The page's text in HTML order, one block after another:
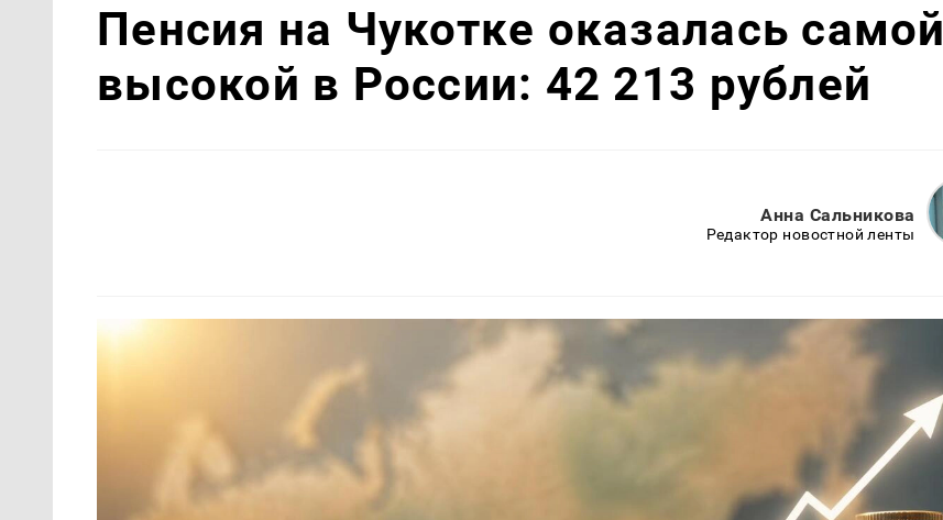
Пенсия на Чукотке оказалась самой
высокой в России: 42 213 рублей
Анна Сальникова
Редактор новостной ленты